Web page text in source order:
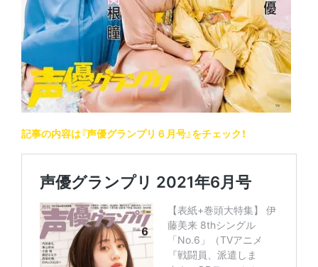
記事の内容は『声優グランプリ６月号』をチェック！